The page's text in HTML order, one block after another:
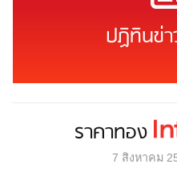
ปฏิทินข่า
ราคาทอง
7 สิงหาคม